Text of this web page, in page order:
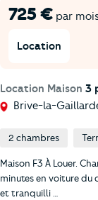
725 € par
Location
Location Maison 3
Brive-la-
2 chambres
Maison F3 À Louer.
minutes en voiture
et tranquilli …